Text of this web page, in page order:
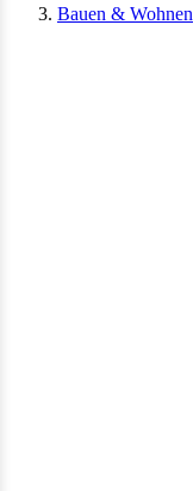
Bauen & Wohnen